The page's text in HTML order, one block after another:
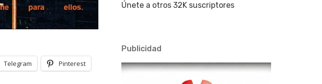
Telegram Pinterest
Únete a otros 32K suscriptores
Publicidad